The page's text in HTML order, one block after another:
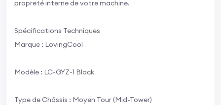
propreté interne de votre machine.
Spécifications Techniques
Marque : LovingCool
Modèle : LC-GYZ-1 Black
Type de Châssis : Moyen Tour (Mid-Tower)